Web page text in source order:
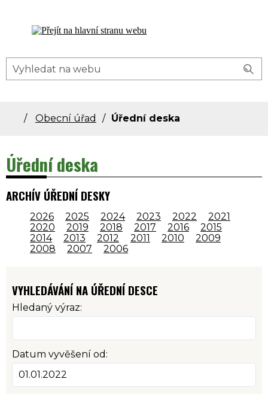
Dolní Bečva - oficiální stránky obce
Obecní úřad Úřední deska
Úřední deska
ARCHÍV ÚŘEDNÍ DESKY
2026 2025 2024 2023 2022
2021
2020
2019 2018 2017 2016
2015
2014
2013 2012 2011 2010
2009
2008
2007 2006
VYHLEDÁVÁNÍ NA ÚŘEDNÍ DESCE
Hledaný výraz:
Datum vyvěšení od: